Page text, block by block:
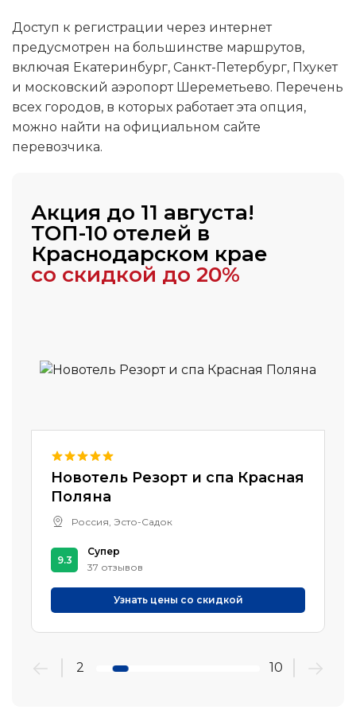
Доступ к регистрации через интернет
предусмотрен на большинстве маршрутов,
включая Екатеринбург, Санкт-Петербург, Пхукет
и московский аэропорт Шереметьево. Перечень
всех городов, в которых работает эта опция,
можно найти на официальном сайте
перевозчика.
Акция до 11 августа!
ТОП-10 отелей в
Краснодарском крае
со скидкой до 20%
Новотель Резорт и спа Красная
Поляна
Россия, Эсто-Садок
9.3
Супер
37 отзывов
Узнать цены со скидкой
2 10